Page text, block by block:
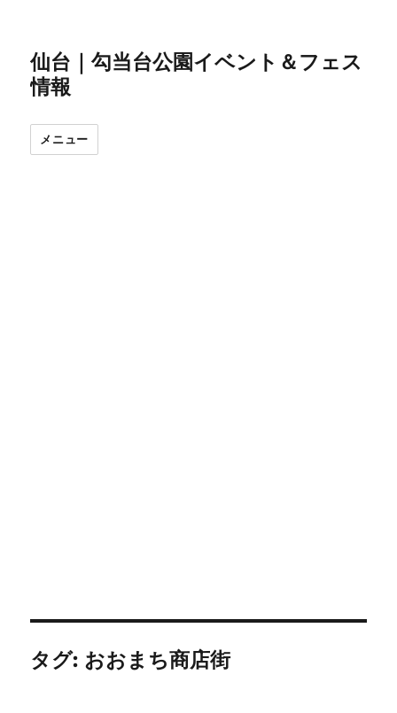
仙台｜勾当台公園イベント＆フェス
情報
メニュー
タグ: おおまち商店街